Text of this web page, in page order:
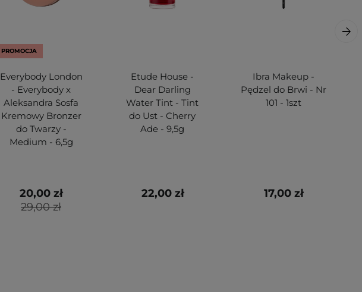
PROMOCJA
Everybody London
- Everybody x
Aleksandra Sosfa
Kremowy Bronzer
do Twarzy -
Medium - 6,5g
29,00 zł
20,00 zł
Etude House -
Dear Darling
Water Tint - Tint
do Ust - Cherry
Ade - 9,5g
22,00 zł
Ibra Makeup -
Pędzel do Brwi - Nr
101 - 1szt
17,00 zł